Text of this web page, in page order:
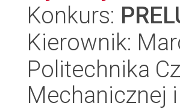
Konkurs:
Kierownik:
Politechnika
Mechanicznej